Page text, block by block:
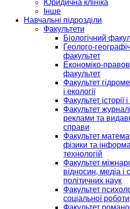
Юридична клініка
Інше
Навчальні підрозділи
Факультети
Біологічний
Геолого-
факультет
Економіко-
факультет
Факультет
і екології
Факультет історії
Факультет
реклами та
справи
Факультет
фізики та
технологій
Факультет
відносин, медіа і
політичних наук
Факультет
соціальної роботи
Факультет